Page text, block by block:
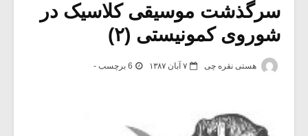
سرگذشت موسیقی کلاسیک در
شوروی کمونیستی (۲)
هستی نقره چی ۷ آبان ۱۳۸۷ 6 برچسب -